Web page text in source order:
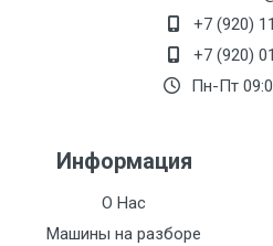
+7 (920)
+7 (920)
Пн-Пт
Информация
О Нас
Машины на разборе